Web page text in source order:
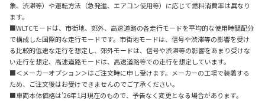
象、渋滞等）や運転方法（急発進、エアコン使用等）に応じて燃料消費率は異なり
ます。
■WLTCモードは、市街地、郊外、高速道路の各走行モードを平均的な使用時間配分
で構成した国際的な走行モードです。市街地モードは、信号や渋滞等の影響を受け
る比較的低速な走行を想定し、郊外モードは、信号や渋滞等の影響をあまり受けな
い走行を想定、高速道路モードは、高速道路等での走行を想定しています。
■＜メーカーオプション＞はご注文時に申し受けます。メーカーの工場で装着する
ため、ご注文後はお受けできませんのでご了承ください。
■車両本体価格は’26年1月現在のもので、予告なく変更となる場合があります。